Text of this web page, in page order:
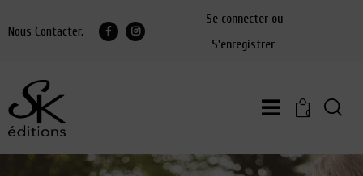
Nous Contacter.
Se connecter ou
S'enregistrer
0